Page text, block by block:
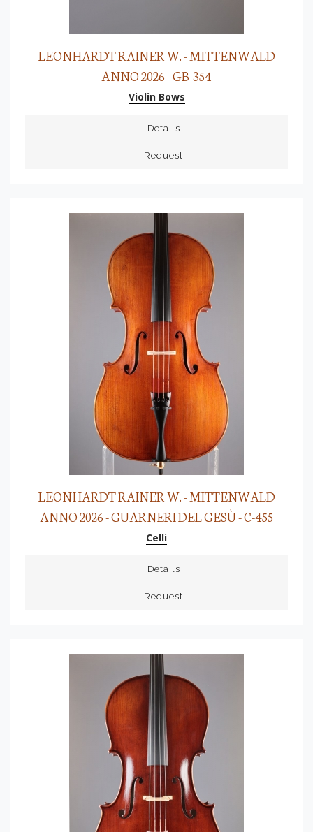
LEONHARDT RAINER W. - MITTENWALD
ANNO 2026 - GB-354
Violin Bows
Details
Request
LEONHARDT RAINER W. - MITTENWALD
ANNO 2026 - GUARNERI DEL GESÙ - C-455
Celli
Details
Request